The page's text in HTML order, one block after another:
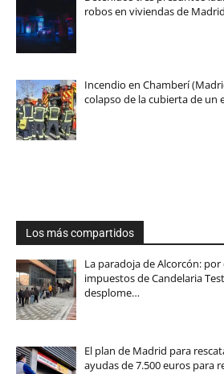
robos en viviendas de Madrid
Incendio en Chamberí
colapso de la cubierta de un
Los más compartidos
La paradoja de Alcorcón:
impuestos de Candelaria
desplome…
El plan de Madrid para
ayudas de 7.500 euros para